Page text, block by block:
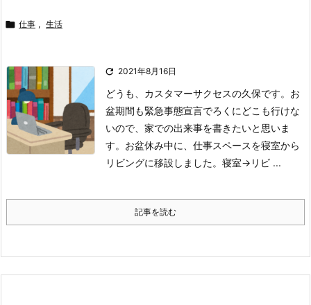
 仕事 , 生活
 2021年8月16日
どうも、カスタマーサクセスの久保です。 お
盆期間も緊急事態宣言でろくにどこも行けな
いので、家での出来事を書きたいと思いま
す。 お盆休み中に、仕事スペースを寝室から
リビングに移設しました。 寝室→リビ ...
記事を読む